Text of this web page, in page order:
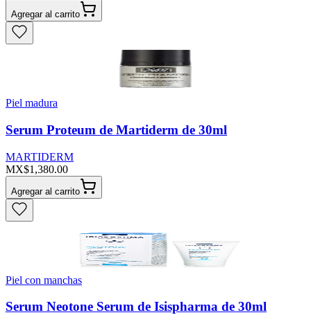
Agregar al carrito
Piel madura
Serum Proteum de Martiderm de 30ml
MARTIDERM
MX$1,380.00
Agregar al carrito
Piel con manchas
Serum Neotone Serum de Isispharma de 30ml